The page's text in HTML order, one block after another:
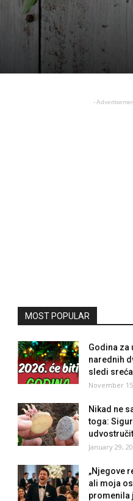
-
MOST POPULAR
Godina za
narednih
sledi
November
Nikad ne
toga:
January 29,
„Njegove
ali moja
promenila